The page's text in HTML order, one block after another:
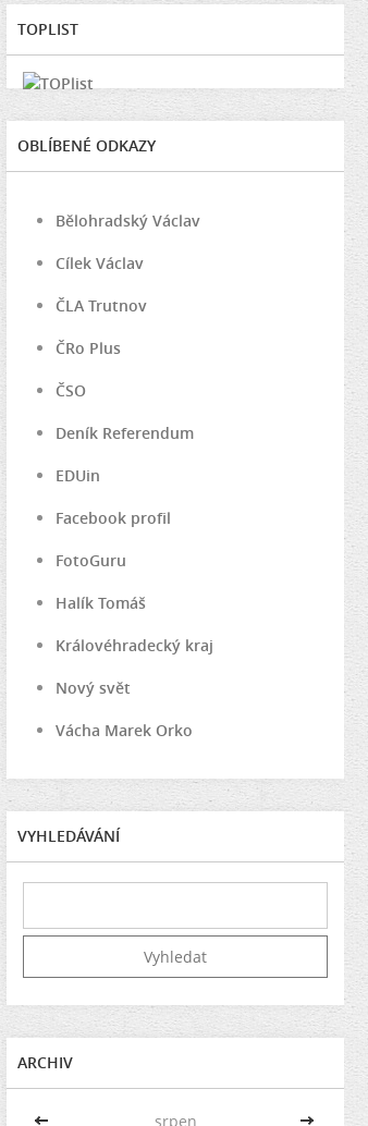
TOPLIST
OBLÍBENÉ ODKAZY
Bělohradský Václav
Cílek Václav
ČLA Trutnov
ČRo Plus
ČSO
Deník Referendum
EDUin
Facebook profil
FotoGuru
Halík Tomáš
Královéhradecký kraj
Nový svět
Vácha Marek Orko
VYHLEDÁVÁNÍ
ARCHIV
<< srpen >>